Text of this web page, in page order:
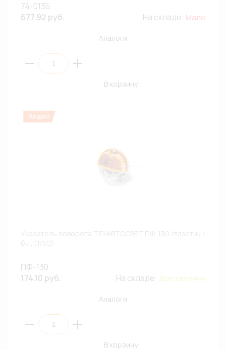
74-013Б
677.92 руб.
На складе: Мало
Аналоги
В корзину
ПФ-130
174.10 руб.
На складе: Достаточно
Аналоги
В корзину